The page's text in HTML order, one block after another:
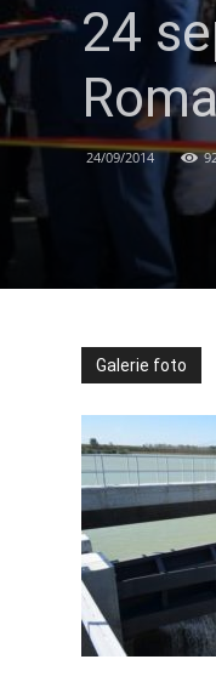
24
24/09/2014
Galerie foto